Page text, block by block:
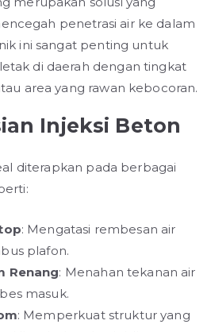
penetrasi air ke dalam
ini sangat penting untuk
di daerah dengan tingkat
area yang rawan kebocoran.
Injeksi Beton
diterapkan pada berbagai
: Mengatasi rembesan air
plafon.
Renang: Menahan tekanan air
masuk.
: Memperkuat struktur yang